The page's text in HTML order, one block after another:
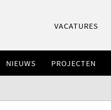
VACATURES
NIEUWS PROJECTEN